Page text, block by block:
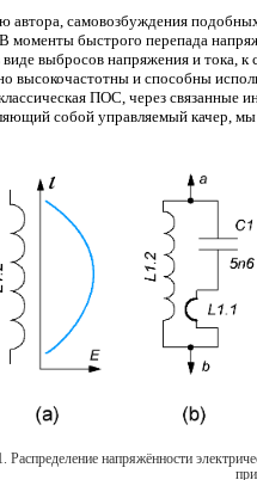
автора, самовозбуждения
моменты быстрого перепада
виде выбросов напряжения и тока, к
высокочастотны и способны
ПОС, через связанные
собой управляемый качер, мы
Распределение напряжённости